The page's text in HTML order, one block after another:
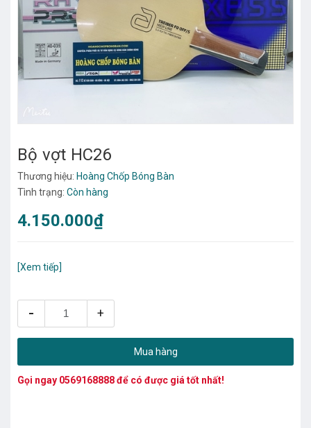
Bộ vợt HC26
Thương hiệu: Hoàng Chốp Bóng Bàn
Tình trạng: Còn hàng
4.150.000₫
[Xem tiếp]
- +
Mua hàng
Gọi ngay 0569168888để có được giá tốt nhất!